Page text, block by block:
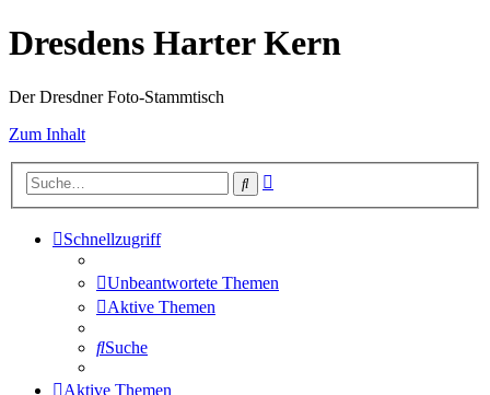
Dresdens Harter Kern
Der Dresdner Foto-Stammtisch
Zum Inhalt
Suche
Schnellzugriff
Unbeantwortete Themen
Aktive Themen
Suche
Aktive Themen